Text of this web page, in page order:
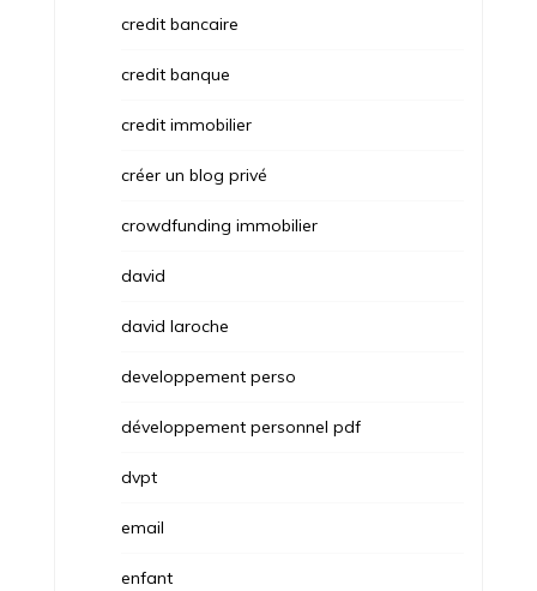
credit bancaire
credit banque
credit immobilier
créer un blog privé
crowdfunding immobilier
david
david laroche
developpement perso
développement personnel pdf
dvpt
email
enfant